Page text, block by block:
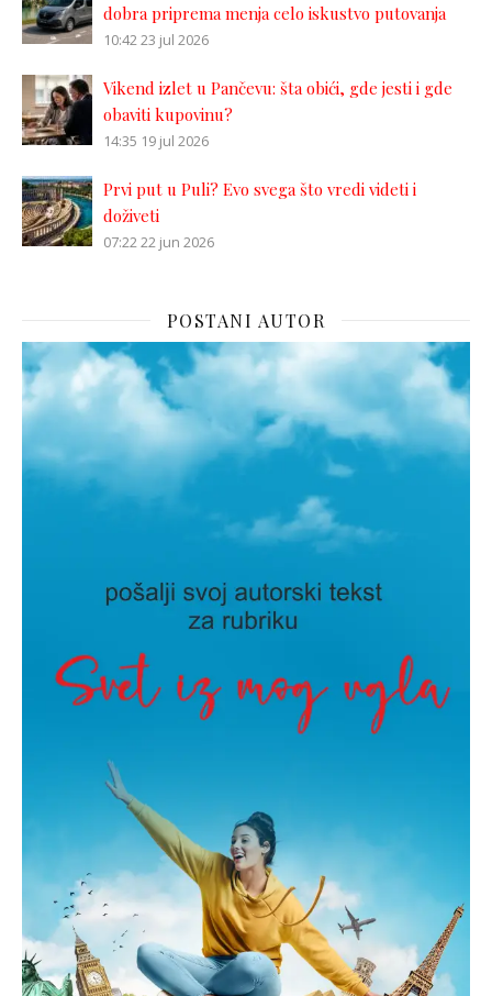
dobra priprema menja celo iskustvo putovanja
10:4223 jul 2026
Vikend izlet u Pančevu: šta obići, gde jesti i gde
obaviti kupovinu?
14:35 19 jul 2026
Prvi put u Puli? Evo svega što vredi videti i
doživeti
07:2222 jun 2026
POSTANI AUTOR